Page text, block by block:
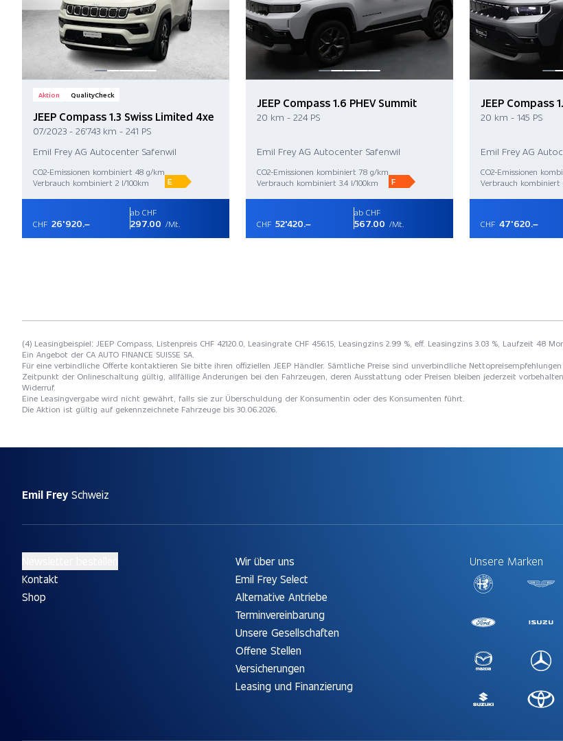
Aktion QualityCheck
JEEP Compass 1.3 Swiss Limited 4xe
07/2023 - 26'743 km - 241 PS
Emil Frey AG Autocenter Safenwil
CO2-Emissionen kombiniert 48 g/km
Verbrauch kombiniert 2 l/100km
E
CHF 26'920.–
ab CHF
297.00 /Mt.
JEEP Compass 1.6 PHEV Summit
20 km - 224 PS
Emil Frey AG Autocenter Safenwil
CO2-Emissionen kombiniert 78 g/km
Verbrauch kombiniert 3.4 l/100km
F
CHF 52'420.–
ab CHF
567.00 /Mt.
JEEP Compass
20 km - 145 PS
Emil Frey AG
CO2-Emissionen
Verbrauch kombiniert
CHF 47'620.–
(4) Leasingbeispiel: JEEP Compass, Listenpreis CHF 42120.0, Leasingrate CHF 456.15, Leasingzins 2.99 %, eff. Leasingzins 3.03 %, Laufzeit
Ein Angebot der CA AUTO FINANCE SUISSE SA.
Für eine verbindliche Offerte kontaktieren Sie bitte ihren offiziellen JEEP Händler. Sämtliche Preise sind unverbindliche
Zeitpunkt der Onlineschaltung gültig, allfällige Änderungen bei den Fahrzeugen, deren Ausstattung oder Preisen bleiben jederzeit
Widerruf.
Eine Leasingvergabe wird nicht gewährt, falls sie zur Überschuldung der Konsumentin oder des Konsumenten führt.
Die Aktion ist gültig auf gekennzeichnete Fahrzeuge bis 30.06.2026.
Emil Frey Schweiz
Kontakt
Shop
Wir über uns
Emil Frey Select
Alternative Antriebe
Terminvereinbarung
Unsere Gesellschaften
Offene Stellen
Versicherungen
Leasing und Finanzierung
Unsere Marken